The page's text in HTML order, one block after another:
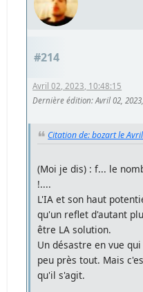
#214
Avril 02, 2023, 10:48:15
Dernière édition: Avril 02,
Citation de: bozart le
(Moi je dis) : f... le
!....
L'IA et son haut
qu'un reflet d'autant
être LA solution.
Un désastre en vue
peu près tout. Mais
qu'il s'agit.